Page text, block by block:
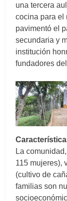
una tercera
cocina para el
pavimentó el
secundaria y
institución
fundadores
La
115 mujeres),
(cultivo de
familias son